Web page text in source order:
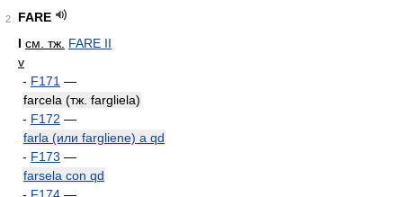
2
FARE
I см. тж. FARE II
v
- F171 —
farcela (тж. fargliela)
- F172 —
farla (или fargliene) a qd
- F173 —
farsela con qd